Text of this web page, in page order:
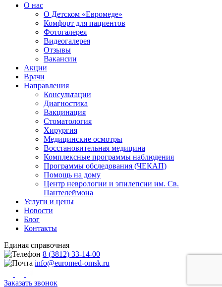
О нас
О Детском «Евромеде»
Комфорт для пациентов
Фотогалерея
Видеогалерея
Отзывы
Вакансии
Акции
Врачи
Направления
Консультации
Диагностика
Вакцинация
Стоматология
Хирургия
Медицинские осмотры
Восстановительная медицина
Комплексные программы наблюдения
Программы обследования (ЧЕКАП)
Помощь на дому
Центр неврологии и эпилепсии им. Св.
Пантелеймона
Услуги и цены
Новости
Блог
Контакты
Единая справочная
8 (3812) 33-14-00
info@euromed-omsk.ru
Заказать звонок